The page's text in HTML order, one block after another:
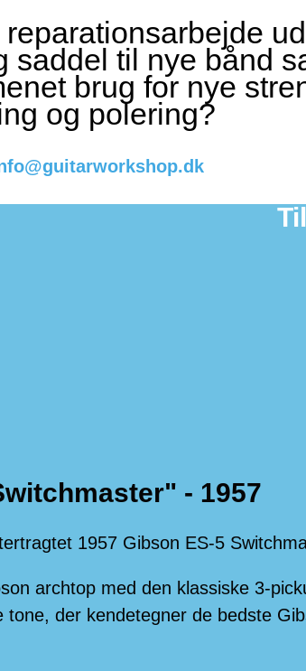
saddel til nye bånd
brug for nye
og polering?
- 1957
1957 Gibson ES-5
archtop med den klassiske 3-
der kendetegner de bedste